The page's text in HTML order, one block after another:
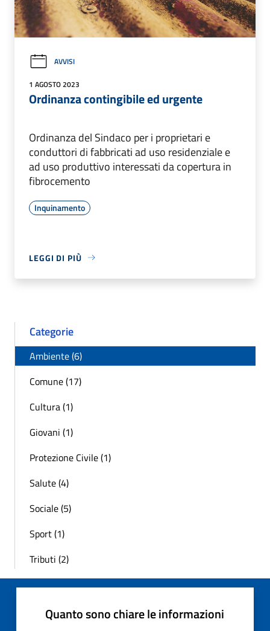
AVVISI
1 AGOSTO 2023
Ordinanza contingibile ed urgente
Ordinanza del Sindaco per i proprietari e
conduttori di fabbricati ad uso residenziale e
ad uso produttivo interessati da copertura in
fibrocemento
Inquinamento
LEGGI DI PIÙ
Categorie
Ambiente (6)
Comune (17)
Cultura (1)
Giovani (1)
Protezione Civile (1)
Salute (4)
Sociale (5)
Sport (1)
Tributi (2)
Quanto sono chiare le informazioni